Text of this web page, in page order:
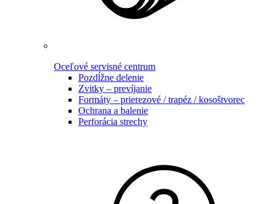
Oceľové servisné centrum
Pozdĺžne delenie
Zvitky – prevíjanie
Formáty – prierezové / trapéz / kosoštvorec
Ochrana a balenie
Perforácia strechy